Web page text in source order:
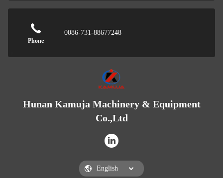
Phone
0086-731-88677248
Hunan Kamuja Machinery & Equipment
Co.,Ltd